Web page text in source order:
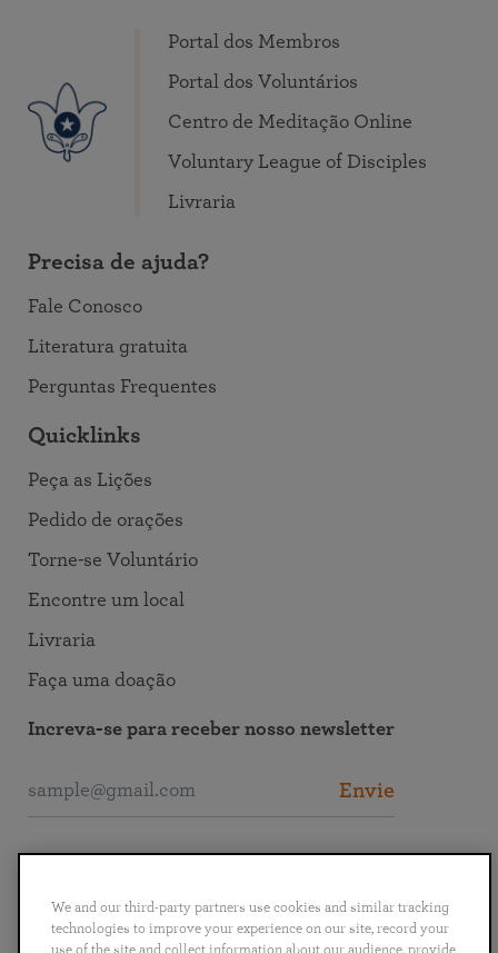
Portal dos Membros
Portal dos Voluntários
Centro de Meditação Online
Voluntary League of Disciples
Livraria
Precisa de ajuda?
Fale Conosco
Literatura gratuita
Perguntas Frequentes
Quicklinks
Peça as Lições
Pedido de orações
Torne-se Voluntário
Encontre um local
Livraria
Faça uma doação
Increva-se para receber nosso newsletter
Envie
We and our third-party partners use cookies and similar tracking
technologies to improve your experience on our site, record your